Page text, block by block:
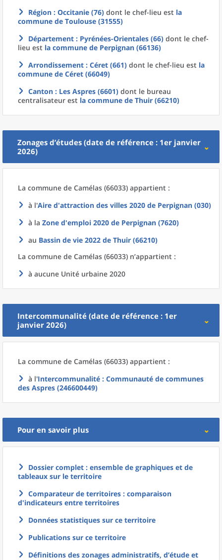
Région : Occitanie (76) dont le chef-lieu est la
commune de Toulouse (31555)
Département : Pyrénées-Orientales (66) dont le chef-
lieu est la commune de Perpignan (66136)
Arrondissement : Céret (661) dont le chef-lieu est la
commune de Céret (66049)
Canton : Les Aspres (6601) dont le bureau
centralisateur est la commune de Thuir (66210)
Zonages d’études (date de référence : 1er janvier
2026)
La commune de Camélas (66033) appartient :
à l'Aire d'attraction des villes 2020 de Perpignan (030)
à la Zone d'emploi 2020 de Perpignan (7620)
au Bassin de vie 2022 de Thuir (66210)
La commune de Camélas (66033) n’appartient :
à aucune Unité urbaine 2020
Intercommunalité (date de référence : 1er
janvier 2026)
La commune de Camélas (66033) appartient :
à l'Intercommunalité : Communauté de communes
des Aspres (246600449)
Pour en savoir plus
Dossier complet : ensemble de graphiques et de
tableaux sur le territoire
Comparateur de territoires : comparaison
d'indicateurs entre territoires
Données statistiques sur ce territoire
Publications sur ce territoire
Définitions des zonages administratifs, d’étude et